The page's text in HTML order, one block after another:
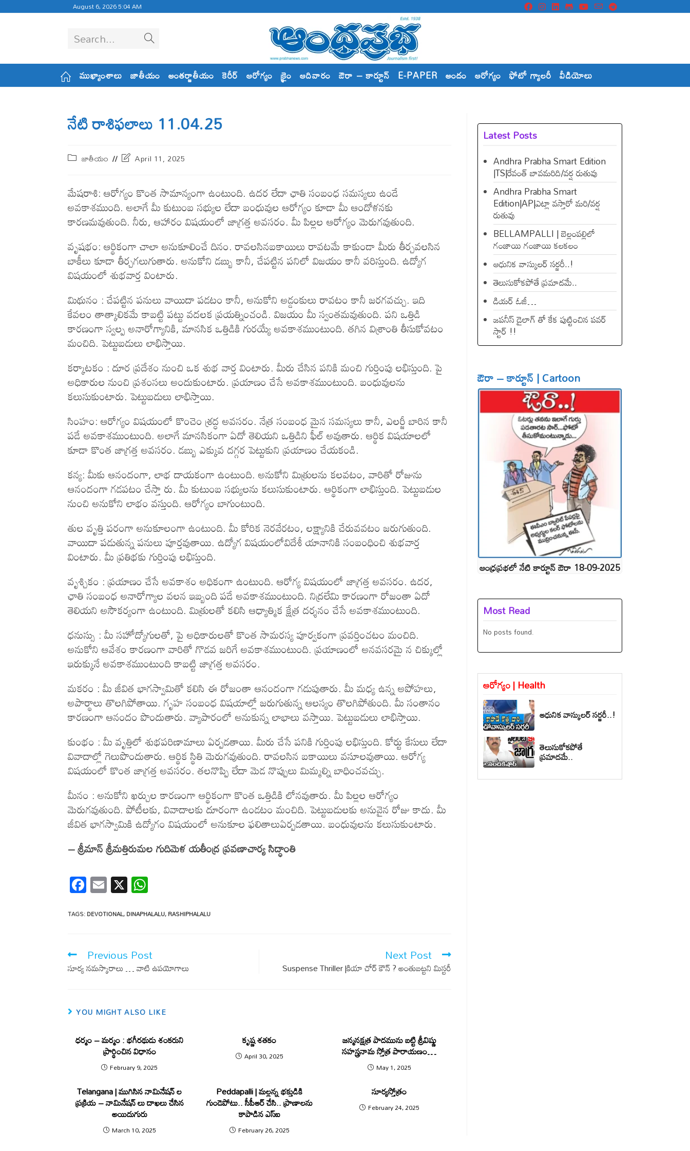
August 6, 2026 5:04 AM
Search...
ముఖ్యాంశాలు జాతీయం అంతర్జాతీయం కెరీర్ ఆరోగ్యం క్రైం ఆదివారం ఔరా – కార్టూన్ E-PAPER అందం ఆరోగ్యం ఫోటో గ్యాలరీ వీడియోలు
నేటి రాశిఫలాలు 11.04.25
జాతీయం April 11, 2025
మేషరాశి: ఆరోగ్యం కొంత సామాన్యంగా ఉంటుంది. ఉదర లేదా ఛాతి సంబంధ సమస్యలు ఉండే
అవకాశముంది. అలాగే మీ కుటుంబ సభ్యుల లేదా బంధువుల ఆరోగ్యం కూడా మీ ఆందోళనకు
కారణమవుతుంది. నీరు, ఆహారం విషయంలో జాగ్రత్త అవసరం. మీ పిల్లల ఆరోగ్యం మెరుగవుతుంది.
వృషభం: ఆర్థికంగా చాలా అనుకూలించే దినం. రావలసినబకాయిలు రావటమే కాకుండా మీరు తీర్చవలసిన
బాకీలు కూడా తీర్చగలుగుతారు. అనుకోని డబ్బు కానీ, చేపట్టిన పనిలో విజయం కానీ వరిస్తుంది. ఉద్యోగ
విషయంలో శుభవార్త వింటారు.
మిథునం : చేపట్టిన పనులు వాయిదా పడటం కానీ, అనుకోని అడ్డంకులు రావటం కానీ జరగవచ్చు. ఇది
కేవలం తాత్కాలికమే కాబట్టి పట్టు వదలక ప్రయత్నించండి. విజయం మీ స్వంతమవుతుంది. పని ఒత్తిడి
కారణంగా స్వల్ప అనారోగ్యానికి, మానసిక ఒత్తిడికి గురయ్యే అవకాశముంటుంది. తగిన విశ్రాంతి తీసుకోవటం
మంచిది. పెట్టుబడులు లాభిస్తాయి.
కర్కాటకం : దూర ప్రదేశం నుంచి ఒక శుభ వార్త వింటారు. మీరు చేసిన పనికి మంచి గుర్తింపు లభిస్తుంది. పై
అధికారుల నుంచి ప్రశంసలు అందుకుంటారు. ప్రయాణం చేసే అవకాశముంటుంది. బంధువులను
కలుసుకుంటారు. పెట్టుబడులు లాభిస్తాయి.
సింహం: ఆరోగ్యం విషయంలో కొంచెం శ్రద్ధ అవసరం. నేత్ర సంబంధ మైన సమస్యలు కానీ, ఎలర్జీ బారిన కానీ
పడే అవకాశముంటుంది. అలాగే మానసికంగా ఏదో తెలియని ఒత్తిడిని ఫీల్ అవుతారు. ఆర్థిక విషయాలలో
కూడా కొంత జాగ్రత్త అవసరం. డబ్బు ఎక్కువ దగ్గర పెట్టుకుని ప్రయాణం చేయకండి.
కన్య: మీకు ఆనందంగా, లాభ దాయకంగా ఉంటుంది. అనుకోని మిత్రులను కలవటం, వారితో రోజును
ఆనందంగా గడపటం చేస్తా రు. మీ కుటుంబ సభ్యులను కలుసుకుంటారు. ఆర్థికంగా లాభిస్తుంది. పెట్టుబడుల
నుంచి అనుకోని లాభం వస్తుంది. ఆరోగ్యం బాగుంటుంది.
తుల వృత్తి పరంగా అనుకూలంగా ఉంటుంది. మీ కోరిక నెరవేరటం, లక్ష్యానికి చేరువవటం జరుగుతుంది.
వాయిదా పడుతున్న పనులు పూర్తవుతాయి. ఉద్యోగ విషయంలోవిదేశీ యానానికి సంబంధించి శుభవార్త
వింటారు. మీ ప్రతిభకు గుర్తింపు లభిస్తుంది.
వృశ్చికం : ప్రయాణం చేసే అవకాశం అధికంగా ఉంటుంది. ఆరోగ్య విషయంలో జాగ్రత్త అవసరం. ఉదర,
ఛాతి సంబంధ అనారోగ్యాల వలన ఇబ్బంది పడే అవకాశముంటుంది. నిద్రలేమి కారణంగా రోజంతా ఏదో
తెలియని అసౌకర్యంగా ఉంటుంది. మిత్రులతో కలిసి ఆధ్యాత్మిక క్షేత్ర దర్శనం చేసే అవకాశముంటుంది.
ధనుస్సు : మీ సహోద్యోగులతో, పై అధికారులతో కొంత సామరస్య పూర్వకంగా ప్రవర్తించటం మంచిది.
అనుకోని ఆవేశం కారణంగా వారితో గొడవ జరిగే అవకాశముంటుంది. ప్రయాణంలో అనవసరమై న చిక్కుల్లో
ఇరుక్కునే అవకాశముంటుంది కాబట్టి జాగ్రత్త అవసరం.
మకరం : మీ జీవిత భాగస్వామితో కలిసి ఈ రోజంతా ఆనందంగా గడుపుతారు. మీ మధ్య ఉన్న అపోహలు,
అపార్థాలు తొలగిపోతాయి. గృహ సంబంధ విషయాల్లో జరుగుతున్న ఆలస్యం తొలగిపోతుంది. మీ సంతానం
కారణంగా ఆనందం పొందుతారు. వ్యాపారంలో అనుకున్న లాభాలు వస్తాయి. పెట్టుబడులు లాభిస్తాయి.
కుంభం : మీ వృత్తిలో శుభపరిణామాలు ఏర్పడతాయి. మీరు చేసే పనికి గుర్తింపు లభిస్తుంది. కోర్టు కేసులు లేదా
వివాదాల్లో గెలుపొందుతారు. ఆర్థిక స్థితి మెరుగవుతుంది. రావలసిన బకాయిలు వసూలవుతాయి. ఆరోగ్య
విషయంలో కొంత జాగ్రత్త అవసరం. తలనొప్పి లేదా మెడ నొప్పులు మిమ్మల్ని బాధించవచ్చు.
మీనం : అనుకోని ఖర్చుల కారణంగా ఆర్థికంగా కొంత ఒత్తిడికి లోనవుతారు. మీ పిల్లల ఆరోగ్యం
మెరుగవుతుంది. పోటీలకు, వివాదాలకు దూరంగా ఉండటం మంచిది. పెట్టుబడులకు అనువైన రోజు కాదు. మీ
జీవిత భాగస్వామికి ఉద్యోగం విషయంలో అనుకూల ఫలితాలుఏర్పడతాయి. బంధువులను కలుసుకుంటారు.
– శ్రీమాన్‌ శ్రీమత్తిరుమల గుదిమెళ యతీంద్ర ప్రవణాచార్య సిద్ధాంతి
F
ac
e
o
o
E
m
ail
X
at
A
p
TAGS:DEVOTIONAL,DINAPHALALU,RASHIPHALALU
Previous Post
సూర్య నమస్కారాలు … వాటి ఉపయోగాలు
Next Post
Suspense Thriller |కియా చోర్ కౌన్ ? అంతుబట్టని మిస్టరీ
YOU MIGHT ALSO LIKE
ధర్మం – మర్మం : భగీరథుడు శంక‌రుని
ప్రార్థించిన విధానం
February 9, 2025
కృష్ణ శతకం
April 30, 2025
జన్మనక్షత్ర పాదమును బట్టి శ్రీవిష్ణు
సహస్త్రనామ స్తోత్ర పారాయణం…
May 1, 2025
Telangana | ముగిసిన నామినేష‌న్ ల
ప్ర‌క్రియ‌ – నామినేష‌న్ లు దాఖ‌లు చేసిన
అయిదుగురు
March 10, 2025
Peddapalli | మల్లన్న భక్తుడికి
గుండెపోటు.. సీపీఆర్ చేసి.. ప్రాణాలను
కాపాడిన ఎస్ఐ
February 26, 2025
సూర్యస్తోత్రం
February 24, 2025
Latest Posts
Andhra Prabha Smart Edition
|TS|రేవంత్​ బావమరిది/వర్ష రుతువు
Andhra Prabha Smart
Edition|AP|ఎట్లా వస్తారో మరి/వర్ష
రుతువు
BELLAMPALLI | బెల్లంపల్లిలో
గంజాయి గంజాయి కలకలం
ఆధునిక వాస్కులర్ సర్జరీ..!
తెలుసుకోకపోతే ప్రమాదమే..
డియ‌ర్ ఓజీ…
జపనీస్ డైలాగ్ తో కేక పుట్టించిన ప‌వ‌ర్
స్టార్ !!
ఔరా – కార్టూన్ | Cartoon
ఆంధ్రప్రభలో నేటి కార్టూన్ ఔరా 18-09-2025
Most Read
No posts found.
ఆరోగ్యం | Health
ఆధునిక వాస్కులర్ సర్జరీ..!
తెలుసుకోకపోతే
ప్రమాదమే..